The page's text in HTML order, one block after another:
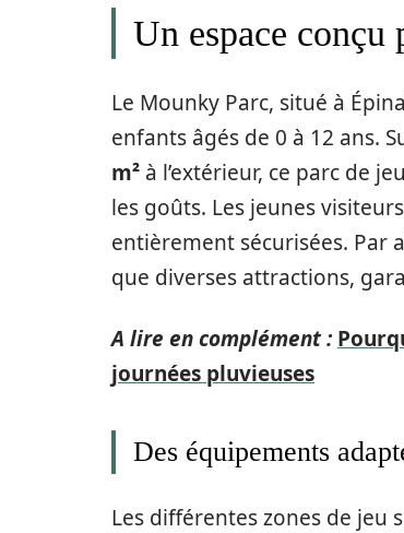
Un espace conçu
Le Mounky Parc, situé à
enfants âgés de 0 à 12 ans.
m² à l’extérieur, ce parc de
les goûts. Les jeunes
entièrement sécurisées. Par
que diverses attractions,
A lire en complément :
journées pluvieuses
Des équipements
Les différentes zones de jeu